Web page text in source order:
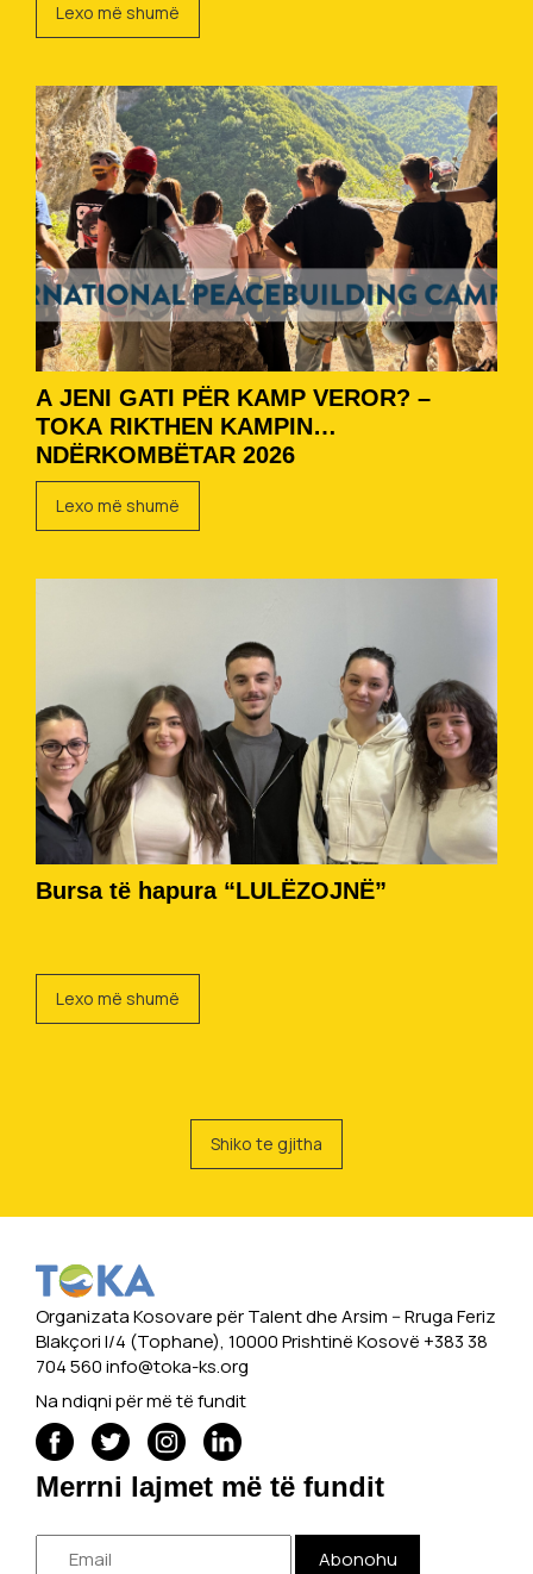
Lexo më shumë
A JENI GATI PËR KAMP VEROR? –
TOKA RIKTHEN KAMPIN
NDËRKOMBËTAR 2026
Lexo më shumë
Bursa të hapura “LULËZOJNË”
Lexo më shumë
Shiko te gjitha
Organizata Kosovare për Talent dhe Arsim -- Rruga Feriz
Blakçori I/4 (Tophane), 10000 Prishtinë Kosovë +383 38
704 560info@toka-ks.org
Na ndiqni për më të fundit
Merrni lajmet më të fundit
Abonohu